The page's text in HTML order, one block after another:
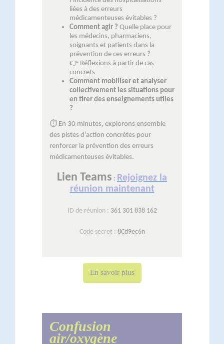
liées à des erreurs
médicamenteuses évitables ?
Comment agir ? Quelle place pour
les médecins, pharmaciens,
soignants et patients dans la
prévention de ces erreurs ?
👉 Réflexions à partir de cas
concrets
Comment mobiliser et analyser
collectivement les situations pour
en tirer des enseignements utiles
?
⏱ ️ En 30 minutes, explorons ensemble
des pistes d’action concrètes pour
renforcer la prévention des erreurs
médicamenteuses évitables.
Lien Teams : Rejoignez la
réunion maintenant
ID de réunion : 361 301 838 162
Code secret : 8Cd9ec6n
En savoir plus
Confusion
air/oxygène